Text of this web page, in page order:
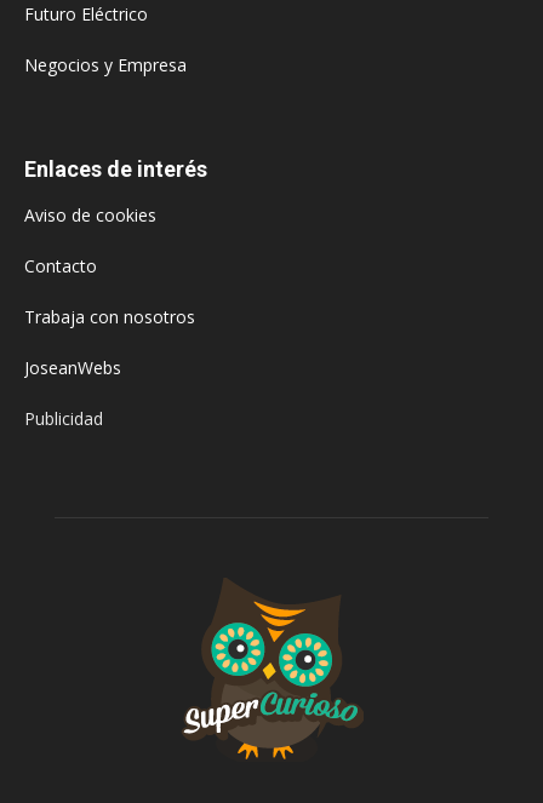
Futuro Eléctrico
Negocios y Empresa
Enlaces de interés
Aviso de cookies
Contacto
Trabaja con nosotros
JoseanWebs
Publicidad